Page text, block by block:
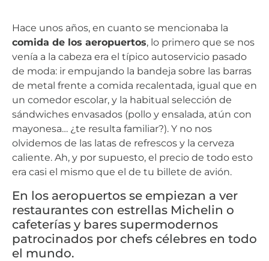
Hace unos años, en cuanto se mencionaba la
comida de los aeropuertos, lo primero que se nos
venía a la cabeza era el típico autoservicio pasado
de moda: ir empujando la bandeja sobre las barras
de metal frente a comida recalentada, igual que en
un comedor escolar, y la habitual selección de
sándwiches envasados (pollo y ensalada, atún con
mayonesa… ¿te resulta familiar?). Y no nos
olvidemos de las latas de refrescos y la cerveza
caliente. Ah, y por supuesto, el precio de todo esto
era casi el mismo que el de tu billete de avión.
En los aeropuertos se empiezan a ver
restaurantes con estrellas Michelin o
cafeterías y bares supermodernos
patrocinados por chefs célebres en todo
el mundo.